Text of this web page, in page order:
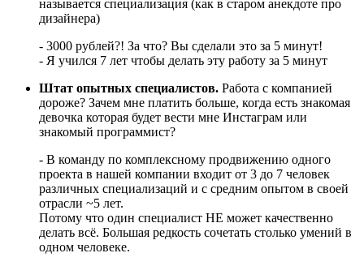
называется специализация (как в старом анекдоте про
дизайнера)
- 3000 рублей?! За что? Вы сделали это за 5 минут!
- Я учился 7 лет чтобы делать эту работу за 5 минут
Штат опытных специалистов. Работа с компанией
дороже? Зачем мне платить больше, когда есть знакомая
девочка которая будет вести мне Инстаграм или
знакомый программист?
- В команду по комплексному продвижению одного
проекта в нашей компании входит от 3 до 7 человек
различных специализаций и с средним опытом в своей
отрасли ~5 лет.
Потому что один специалист НЕ может качественно
делать всё. Большая редкость сочетать столько умений в
одном человеке.